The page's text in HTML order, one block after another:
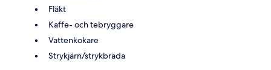
Fläkt
Kaffe- och tebryggare
Vattenkokare
Strykjärn/strykbräda